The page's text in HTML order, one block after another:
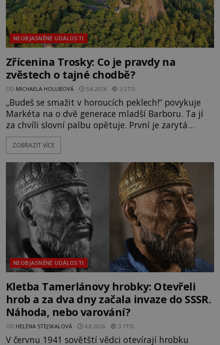
NEOBJASNĚNÉ UDÁLOSTI
Zřícenina Trosky: Co je pravdy na
zvěstech o tajné chodbě?
OD MICHAELA HOLUBOVÁ 5.8.2026 3.2TIS
„Budeš se smažit v horoucích peklech!“ povykuje
Markéta na o dvě generace mladší Barboru. Ta jí
za chvíli slovní palbu opětuje. První je zarytá
katolička, druhá přesvědčená kališnice. A každá z
nich se usídlí na jedné z věží slavného hradu
mezi vůdce protihusitského boje. Za manželku má
skutečně jistou
ZOBRAZIT VÍCE
NEOBJASNĚNÉ UDÁLOSTI
Kletba Tamerlánovy hrobky: Otevřeli
hrob a za dva dny začala invaze do SSSR.
Náhoda, nebo varování?
OD HELENA STEJSKALOVÁ 4.8.2026 3.1TIS
V červnu 1941 sovětští vědci otevírají hrobku